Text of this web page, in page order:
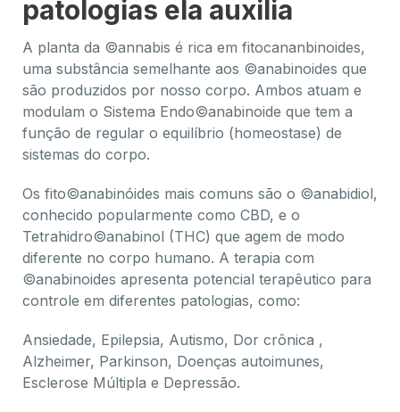
patologias ela auxilia
A planta da ©annabis é rica em fitocananbinoides,
uma substância semelhante aos ©anabinoides que
são produzidos por nosso corpo. Ambos atuam e
modulam o Sistema Endo©anabinoide que tem a
função de regular o equilíbrio (homeostase) de
sistemas do corpo.
Os fito©anabinóides mais comuns são o ©anabidiol,
conhecido popularmente como CBD, e o
Tetrahidro©anabinol (THC) que agem de modo
diferente no corpo humano. A terapia com
©anabinoides apresenta potencial terapêutico para
controle em diferentes patologias, como:
Ansiedade, Epilepsia, Autismo, Dor crônica ,
Alzheimer, Parkinson, Doenças autoimunes,
Esclerose Múltipla e Depressão.